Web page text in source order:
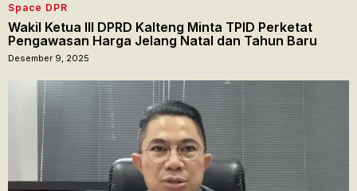
Space DPR
Wakil Ketua III DPRD Kalteng Minta TPID Perketat
Pengawasan Harga Jelang Natal dan Tahun Baru
Desember 9, 2025